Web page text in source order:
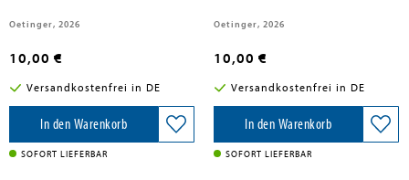
Oetinger, 2026
10,00 €
Versandkostenfrei in DE
In den Warenkorb
SOFORT LIEFERBAR
Oetinger, 2026
10,00 €
Versandkostenfrei in DE
In den Warenkorb
SOFORT LIEFERBAR